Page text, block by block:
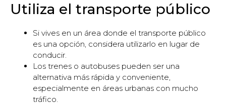
Utiliza el transporte público
Si vives en un área donde el transporte público
es una opción, considera utilizarlo en lugar de
conducir.
Los trenes o autobuses pueden ser una
alternativa más rápida y conveniente,
especialmente en áreas urbanas con mucho
tráfico.